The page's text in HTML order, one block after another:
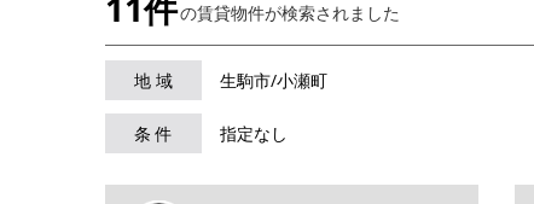
の賃貸物件が検索されました
地 域 生駒市/小瀬町
条 件 指定なし